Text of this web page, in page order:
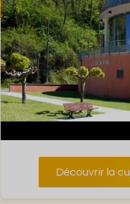
Découvrir la